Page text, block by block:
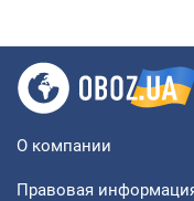
О компании
Правовая